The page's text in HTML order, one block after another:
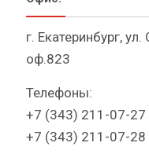
г. Екатеринбург,
оф.823
Телефоны:
+7 (343) 211-07-27
+7 (343) 211-07-28